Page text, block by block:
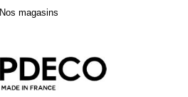
Nos magasins